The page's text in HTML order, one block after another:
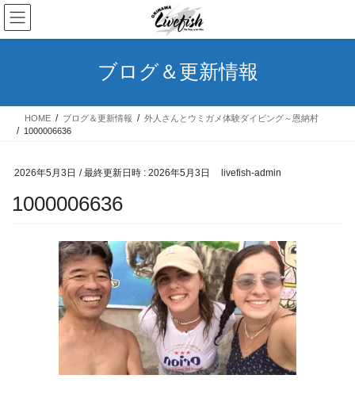
コ
ン
テ
ス
ナ
ビ
ゲ
ン
ブログ＆更新情報
HOME ブログ＆更新情報
外人さんとウミガメ体験ダイビング～恩納村
1000006636
2026年5月3日 / 最終更新日時 : 2026年5月3日 livefish-admin
1000006636